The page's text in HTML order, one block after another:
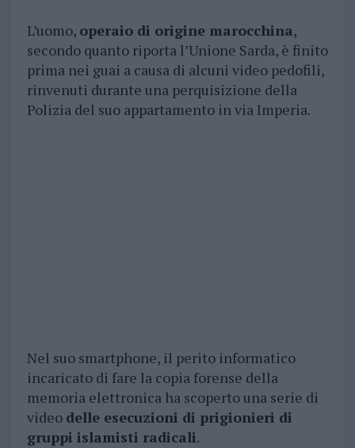
L’uomo, operaio di origine marocchina,
secondo quanto riporta l’Unione Sarda, è finito
prima nei guai a causa di alcuni video pedofili,
rinvenuti durante una perquisizione della
Polizia del suo appartamento in via Imperia.
Nel suo smartphone, il perito informatico
incaricato di fare la copia forense della
memoria elettronica ha scoperto una serie di
video delle esecuzioni di prigionieri di
gruppi islamisti radicali.